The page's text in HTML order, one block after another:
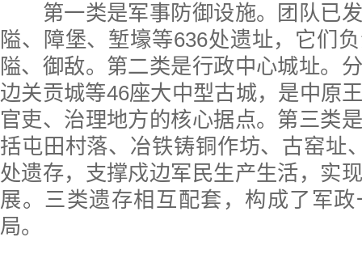
第一类是军事防御设施。团队已发
隘、障堡、堑壕等636处遗址，它们
隘、御敌。第二类是行政中心城址。
边关贡城等46座大中型古城，是中原
官吏、治理地方的核心据点。第三类
括屯田村落、冶铁铸铜作坊、古窑址
处遗存，支撑戍边军民生产生活，实
展。三类遗存相互配套，构成了军
局。